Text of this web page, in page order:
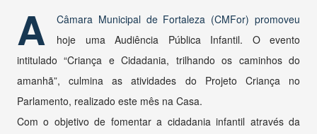
A
Câmara Municipal de Fortaleza (CMFor) promoveu
hoje uma Audiência Pública Infantil. O evento
intitulado “Criança e Cidadania, trilhando os caminhos do
amanhã”, culmina as atividades do Projeto Criança no
Parlamento, realizado este mês na Casa.
Com o objetivo de fomentar a cidadania infantil através da